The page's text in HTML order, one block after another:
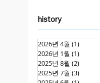
history
2026년 4월 (1)
2026년 1월 (1)
2025년 8월 (2)
2025년 7월 (3)